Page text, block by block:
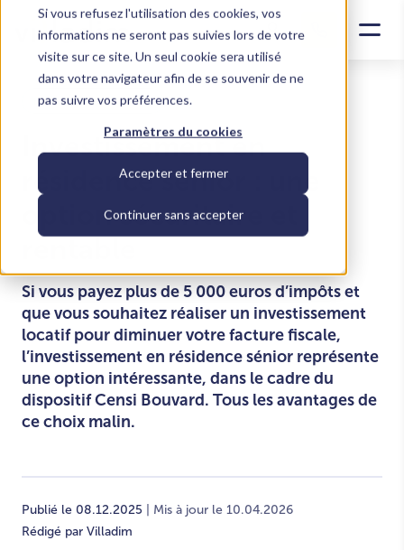
Si vous refusez l'utilisation des cookies, vos
informations ne seront pas suivies lors de votre
visite sur ce site. Un seul cookie sera utilisé
dans votre navigateur afin de se souvenir de ne
pas suivre vos préférences.
Paramètres du cookies
Accepter et fermer
Continuer sans accepter
Investir dans le locatif
Investissement en
résidence senior : une
option sécuritaire et
Si vous payez plus de 5 000 euros d’impôts et
que vous souhaitez réaliser un investissement
locatif pour diminuer votre facture fiscale,
l’investissement en résidence sénior représente
une option intéressante, dans le cadre du
dispositif Censi Bouvard. Tous les avantages de
ce choix malin.
Publié le 08.12.2025
| Mis à jour le 10.04.2026
Rédigé par Villadim